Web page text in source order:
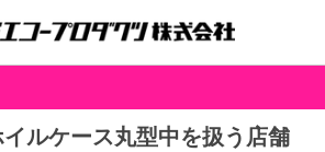
ルケース丸型中を扱う店舗